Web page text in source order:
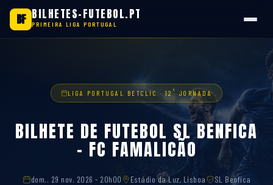
BF BILHETES-FUTEBOL.PT
PRIMEIRA LIGA PORTUGAL
LIGA PORTUGAL BETCLIC · 12 ª JORNADA
BILHETE DE FUTEBOL SL BENFICA
– FC FAMALICÃO
dom.. 29 nov. 2026 - 20h00 Estádio da Luz, Lisboa SL Benfica